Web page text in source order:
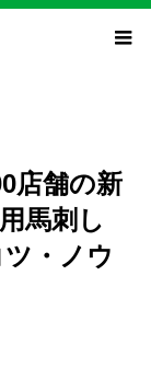
店舗の新
馬刺し
・ノウ